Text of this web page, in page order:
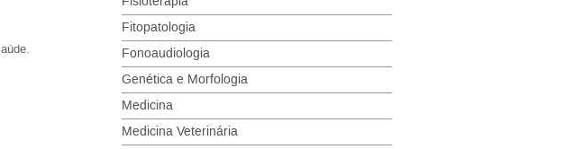
Fitopatologia
Fonoaudiologia
Genética e Morfologia
Medicina
Medicina Veterinária